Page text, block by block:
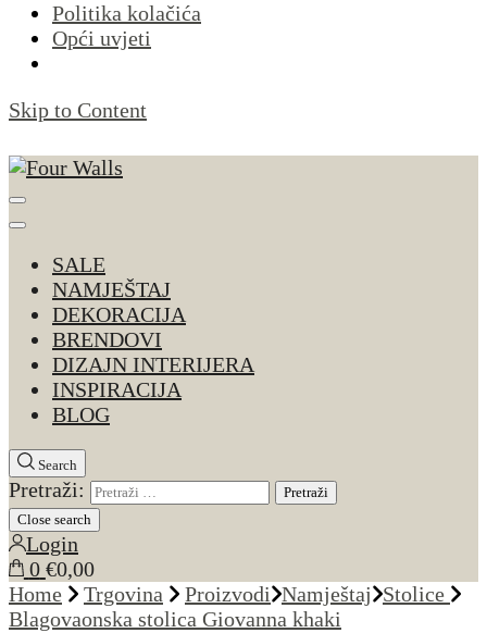
Politika kolačića
Opći uvjeti
Skip to Content
SALE
NAMJEŠTAJ
DEKORACIJA
BRENDOVI
DIZAJN INTERIJERA
INSPIRACIJA
BLOG
Search
Pretraži:
Close search
Login
0 €0,00
Home
Trgovina Proizvodi Namještaj Stolice
Blagovaonska stolica Giovanna khaki